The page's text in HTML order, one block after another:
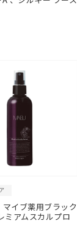
マイブ薬用ブラック
ミアムスカルプロ